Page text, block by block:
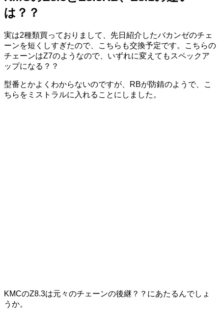
は？？
実は2種類買っておりまして、先日紹介したバカンゼのチェ
ーンを短くしすぎたので、こちらも交換予定です。こちらの
チェーンはZ7のようなので、いずれに変えてもスペックア
ップになる？？
型番とかよくわからないのですが、RBが防錆のようで、こ
ちらをミストラルに入れることにしました。
KMCのZ8.3は元々のチェーンの後継？？にあたるんでしょ
うか。